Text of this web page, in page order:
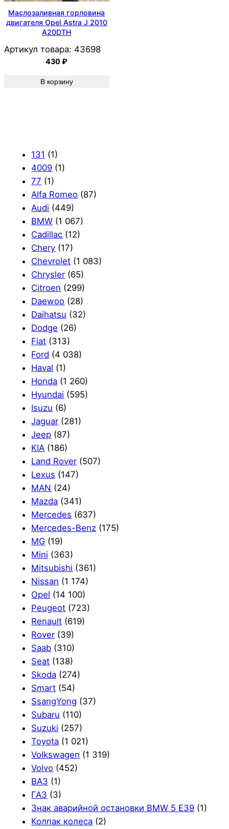
Маслозаливная горловина
двигателя Opel Astra J 2010
A20DTH
Артикул товара: 43698
430₽
В корзину
131 (1)
4009 (1)
77 (1)
Alfa Romeo (87)
Audi (449)
BMW (1 067)
Cadillac (12)
Chery (17)
Chevrolet (1 083)
Chrysler (65)
Citroen (299)
Daewoo (28)
Daihatsu (32)
Dodge (26)
Fiat (313)
Ford (4 038)
Haval (1)
Honda (1 260)
Hyundai (595)
Isuzu (6)
Jaguar (281)
Jeep (87)
KIA (186)
Land Rover (507)
Lexus (147)
MAN (24)
Mazda (341)
Mercedes (637)
Mercedes-Benz (175)
MG (19)
Mini (363)
Mitsubishi (361)
Nissan (1 174)
Opel (14 100)
Peugeot (723)
Renault (619)
Rover (39)
Saab (310)
Seat (138)
Skoda (274)
Smart (54)
SsangYong (37)
Subaru (110)
Suzuki (257)
Toyota (1 021)
Volkswagen (1 319)
Volvo (452)
ВАЗ (1)
ГАЗ (3)
Знак аварийной остановки BMW 5 E39 (1)
Колпак колеса (2)